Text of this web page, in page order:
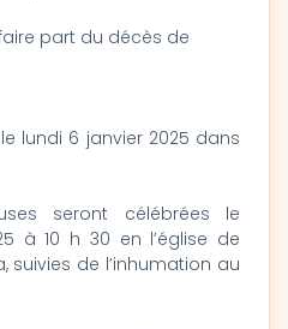
part du décès de
lundi 6 janvier 2025 dans
seront célébrées le
à 10 h 30 en l’église de
suivies de l’inhumation au